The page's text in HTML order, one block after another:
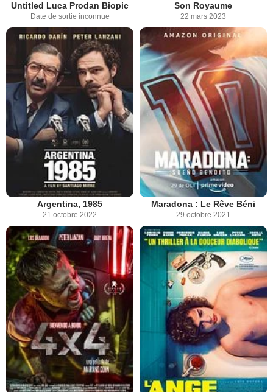
Untitled Luca Prodan Biopic
Date de sortie inconnue
Son Royaume
22 mars 2023
Argentina, 1985
21 octobre 2022
Maradona : Le Rêve Béni
29 octobre 2021